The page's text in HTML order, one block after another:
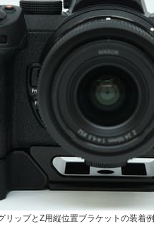
リップとZ用縦位置ブラケットの装着例